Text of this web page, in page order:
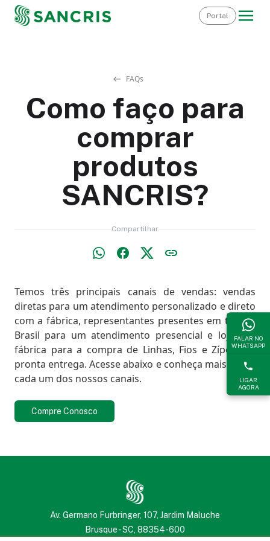
Portal
FAQs
Como faço para
comprar
produtos
SANCRIS?
Compartilhar
Temos três principais canais de vendas: vendas
diretas para um atendimento personalizado e direto
com a fábrica, representantes presentes em todo o
Brasil para um atendimento presencial e lojas de
fábrica para a compra de Linhas, Fios e Zíperes à
pronta entrega. Acesse abaixo e conheça mais sobre
cada um dos nossos canais.
Compre Conosco
Av. Germano Furbringer, 107, Jardim Maluche
Brusque - SC, 88354-600
FALAR NO
WHATSAPP
LIGAR
AGORA